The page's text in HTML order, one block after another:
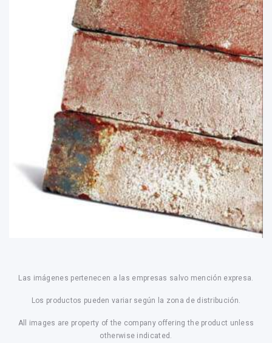
Las imágenes pertenecen a las empresas salvo mención expresa.
Los productos pueden variar según la zona de distribución.
All images are property of the company offering the product unless
otherwise indicated.